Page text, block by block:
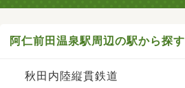
阿仁前田温泉駅周辺の駅から探す
秋田内陸縦貫鉄道